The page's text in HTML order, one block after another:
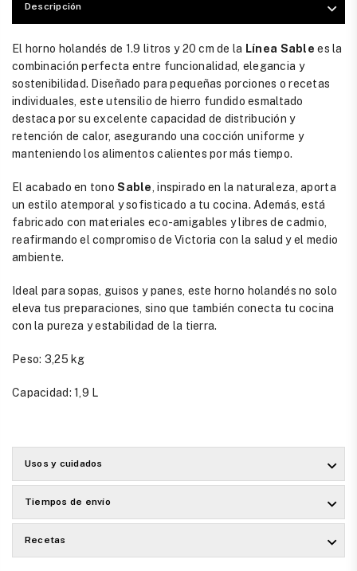
Descripción
El horno holandés de 1.9 litros y 20 cm de la Línea Sable es la
combinación perfecta entre funcionalidad, elegancia y
sostenibilidad. Diseñado para pequeñas porciones o recetas
individuales, este utensilio de hierro fundido esmaltado
destaca por su excelente capacidad de distribución y
retención de calor, asegurando una cocción uniforme y
manteniendo los alimentos calientes por más tiempo.
El acabado en tonoSable, inspirado en la naturaleza, aporta
un estilo atemporal y sofisticado a tu cocina. Además, está
fabricado con materiales eco-amigables y libres de cadmio,
reafirmando el compromiso de Victoria con la salud y el medio
ambiente.
Ideal para sopas, guisos y panes, este horno holandés no solo
eleva tus preparaciones, sino que también conecta tu cocina
con la pureza y estabilidad de la tierra.
Peso: 3,25 kg
Capacidad: 1,9 L
Usos y cuidados
Tiempos de envío
Recetas